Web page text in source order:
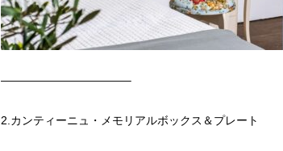
———————————–
2.カンティーニュ・メモリアルボックス＆プレート